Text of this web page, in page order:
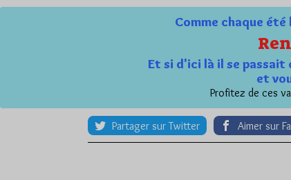
Comme chaque
Et si d'ici là il se
et
Profitez de ces
Partager sur Twitter Aimer sur